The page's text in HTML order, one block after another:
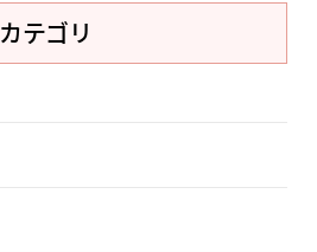
カテゴリ